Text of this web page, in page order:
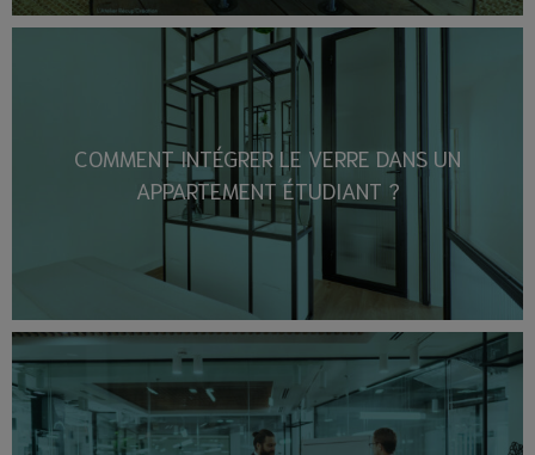
COMMENT INTÉGRER LE VERRE DANS UN
APPARTEMENT ÉTUDIANT ?